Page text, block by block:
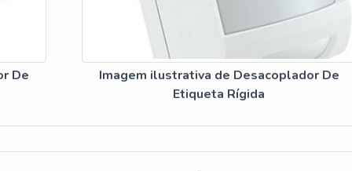
Em comparação com outros modelos, ele oferece uma
tempo de espera na fila e aumentando a satisfação do cliente.
variando em preço e especificações. Alguns modelos
integração com sistemas de antenas e rádio frequência.
De
Imagem ilustrativa de Desacoplador De
Etiqueta Rígida